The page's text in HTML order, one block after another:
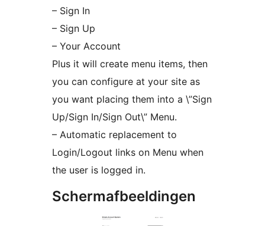
– Sign In
– Sign Up
– Your Account
Plus it will create menu items, then
you can configure at your site as
you want placing them into a \”Sign
Up/Sign In/Sign Out\” Menu.
– Automatic replacement to
Login/Logout links on Menu when
the user is logged in.
Schermafbeeldingen